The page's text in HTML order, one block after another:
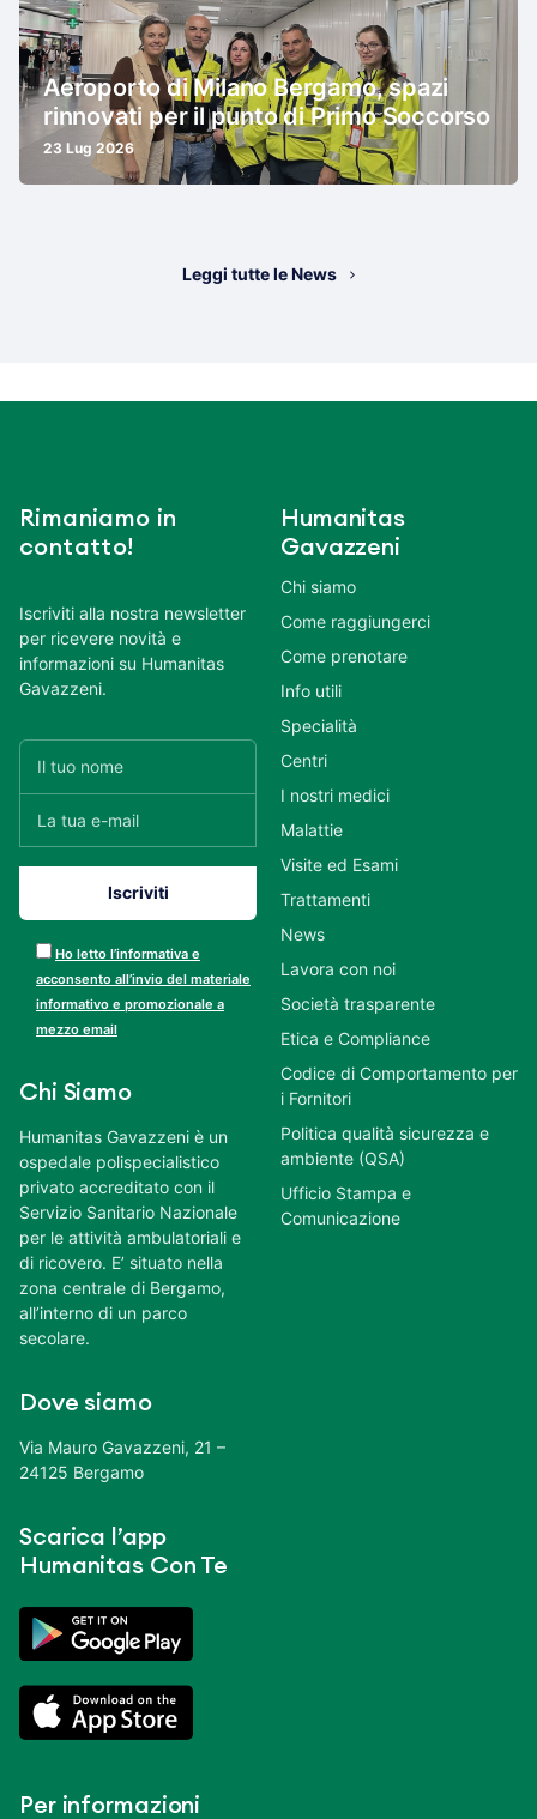
Aeroporto di Milano Bergamo, spazi
rinnovati per il punto di Primo Soccorso
23 Lug 2026
Leggi tutte le News
Rimaniamo in
contatto!
Iscriviti alla nostra newsletter
per ricevere novità e
informazioni su Humanitas
Gavazzeni.
Ho letto l’informativa e
acconsento all’invio del materiale
informativo e promozionale a
mezzo email
Chi Siamo
Humanitas Gavazzeni è un
ospedale polispecialistico
privato accreditato con il
Servizio Sanitario Nazionale
per le attività ambulatoriali e
di ricovero. E’ situato nella
zona centrale di Bergamo,
all’interno di un parco
secolare.
Dove siamo
Via Mauro Gavazzeni, 21 –
24125 Bergamo
Scarica l’app
Humanitas Con Te
Per informazioni
Humanitas
Gavazzeni
Chi siamo
Come raggiungerci
Come prenotare
Info utili
Specialità
Centri
I nostri medici
Malattie
Visite ed Esami
Trattamenti
News
Lavora con noi
Società trasparente
Etica e Compliance
Codice di Comportamento per
i Fornitori
Politica qualità sicurezza e
ambiente (QSA)
Ufficio Stampa e
Comunicazione